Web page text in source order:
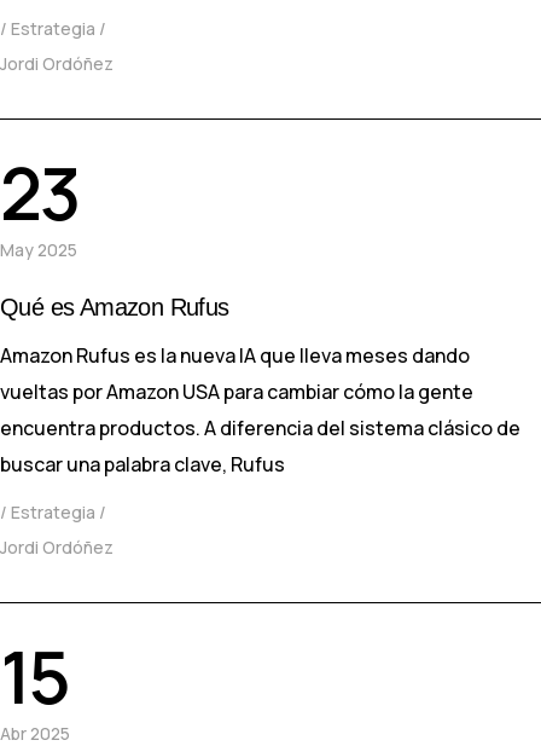
Estrategia
Jordi Ordóñez
23
May 2025
Qué es Amazon Rufus
Amazon Rufus es la nueva IA que lleva meses dando
vueltas por Amazon USA para cambiar cómo la gente
encuentra productos. A diferencia del sistema clásico de
buscar una palabra clave, Rufus
Estrategia
Jordi Ordóñez
15
Abr 2025